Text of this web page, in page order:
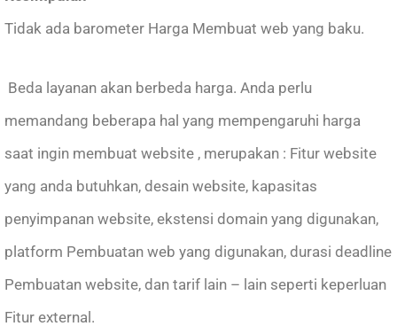
Tidak ada barometer Harga Membuat web yang baku.
Beda layanan akan berbeda harga. Anda perlu
memandang beberapa hal yang mempengaruhi harga
saat ingin membuat website , merupakan : Fitur website
yang anda butuhkan, desain website, kapasitas
penyimpanan website, ekstensi domain yang digunakan,
platform Pembuatan web yang digunakan, durasi deadline
Pembuatan website, dan tarif lain – lain seperti keperluan
Fitur external.